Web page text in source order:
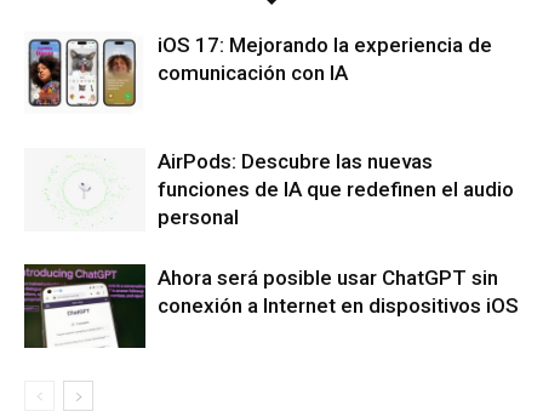
iOS 17: Mejorando la experiencia de
comunicación con IA
AirPods: Descubre las nuevas
funciones de IA que redefinen el audio
personal
Ahora será posible usar ChatGPT sin
conexión a Internet en dispositivos iOS